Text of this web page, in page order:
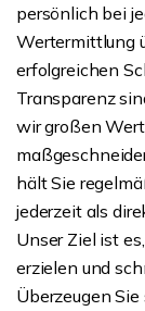
persönlich bei
Wertermittlung
erfolgreichen
Transparenz
wir großen
hält Sie
jederzeit als
Unser Ziel ist
erzielen und
Überzeugen